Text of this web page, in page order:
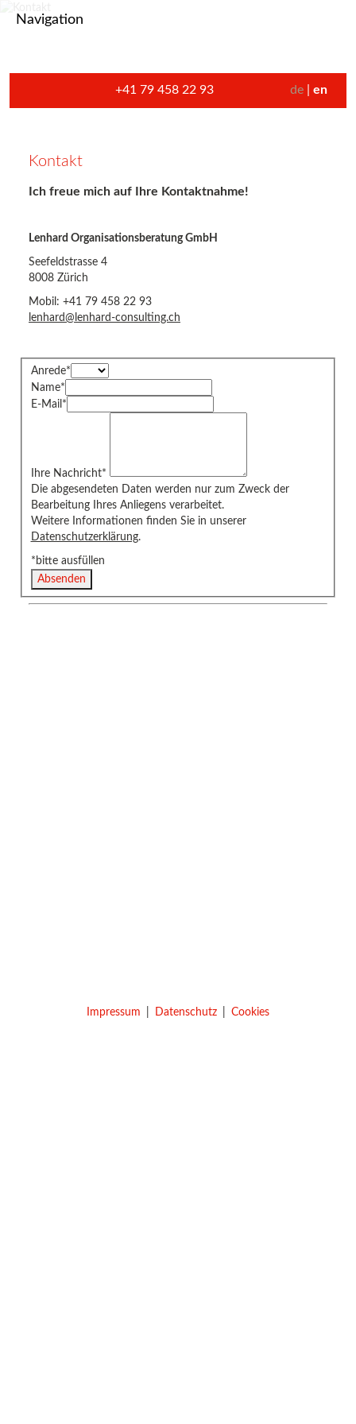
Navigation
+41 79 458 22 93 de en
Kontakt
Ich freue mich auf Ihre Kontaktnahme!
Lenhard Organisationsberatung GmbH
Seefeldstrasse 4
8008 Zürich
Mobil: +41 79 458 22 93
lenhard@lenhard-consulting.ch
Anrede*
Name*
E-Mail *
Ihre Nachricht*
Die abgesendeten Daten werden nur zum Zweck der
Bearbeitung Ihres Anliegens verarbeitet.
Weitere Informationen finden Sie in unserer
Datenschutzerklärung.
*bitte ausfüllen
Absenden
Impressum Datenschutz Cookies